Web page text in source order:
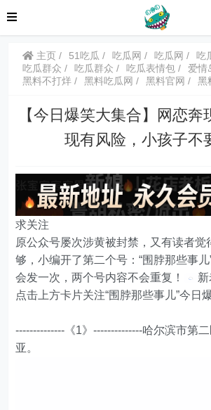
主页 51吃瓜 吃瓜网 吃瓜网 吃
吃瓜群众
吃瓜群众 吃瓜表情包
爱情
黑料不打烊
黑料吃瓜网 黑料官网 黑
【今日爆笑大集合】网恋奔
现有风险，小孩子不
求关注
原公众号屡次涉黄被封禁，又有读者觉
够，小编开了第二个号：“围脖那些事
会发一次，两个号内容不会重复！
点击上方卡片关注“围脖那些事儿”今日
--------------《1》--------------哈尔滨市第
亚。